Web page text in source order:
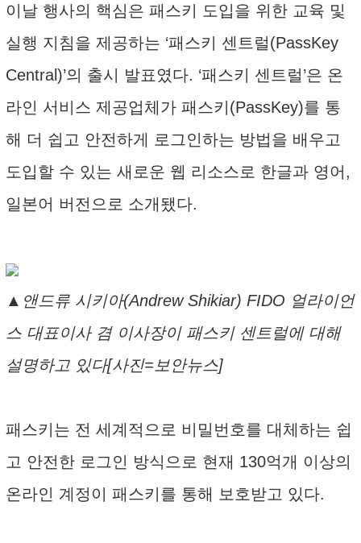
이날 행사의 핵심은 패스키 도입을 위한 교육 및
실행 지침을 제공하는 ‘패스키 센트럴(PassKey
Central)’의 출시 발표였다. ‘패스키 센트럴’은 온
라인 서비스 제공업체가 패스키(PassKey)를 통
해 더 쉽고 안전하게 로그인하는 방법을 배우고
도입할 수 있는 새로운 웹 리소스로 한글과 영어,
일본어 버전으로 소개됐다.
▲앤드류 시키아(Andrew Shikiar) FIDO 얼라이언
스 대표이사 겸 이사장이 패스키 센트럴에 대해
설명하고 있다[사진=보안뉴스]
패스키는 전 세계적으로 비밀번호를 대체하는 쉽
고 안전한 로그인 방식으로 현재 130억개 이상의
온라인 계정이 패스키를 통해 보호받고 있다.